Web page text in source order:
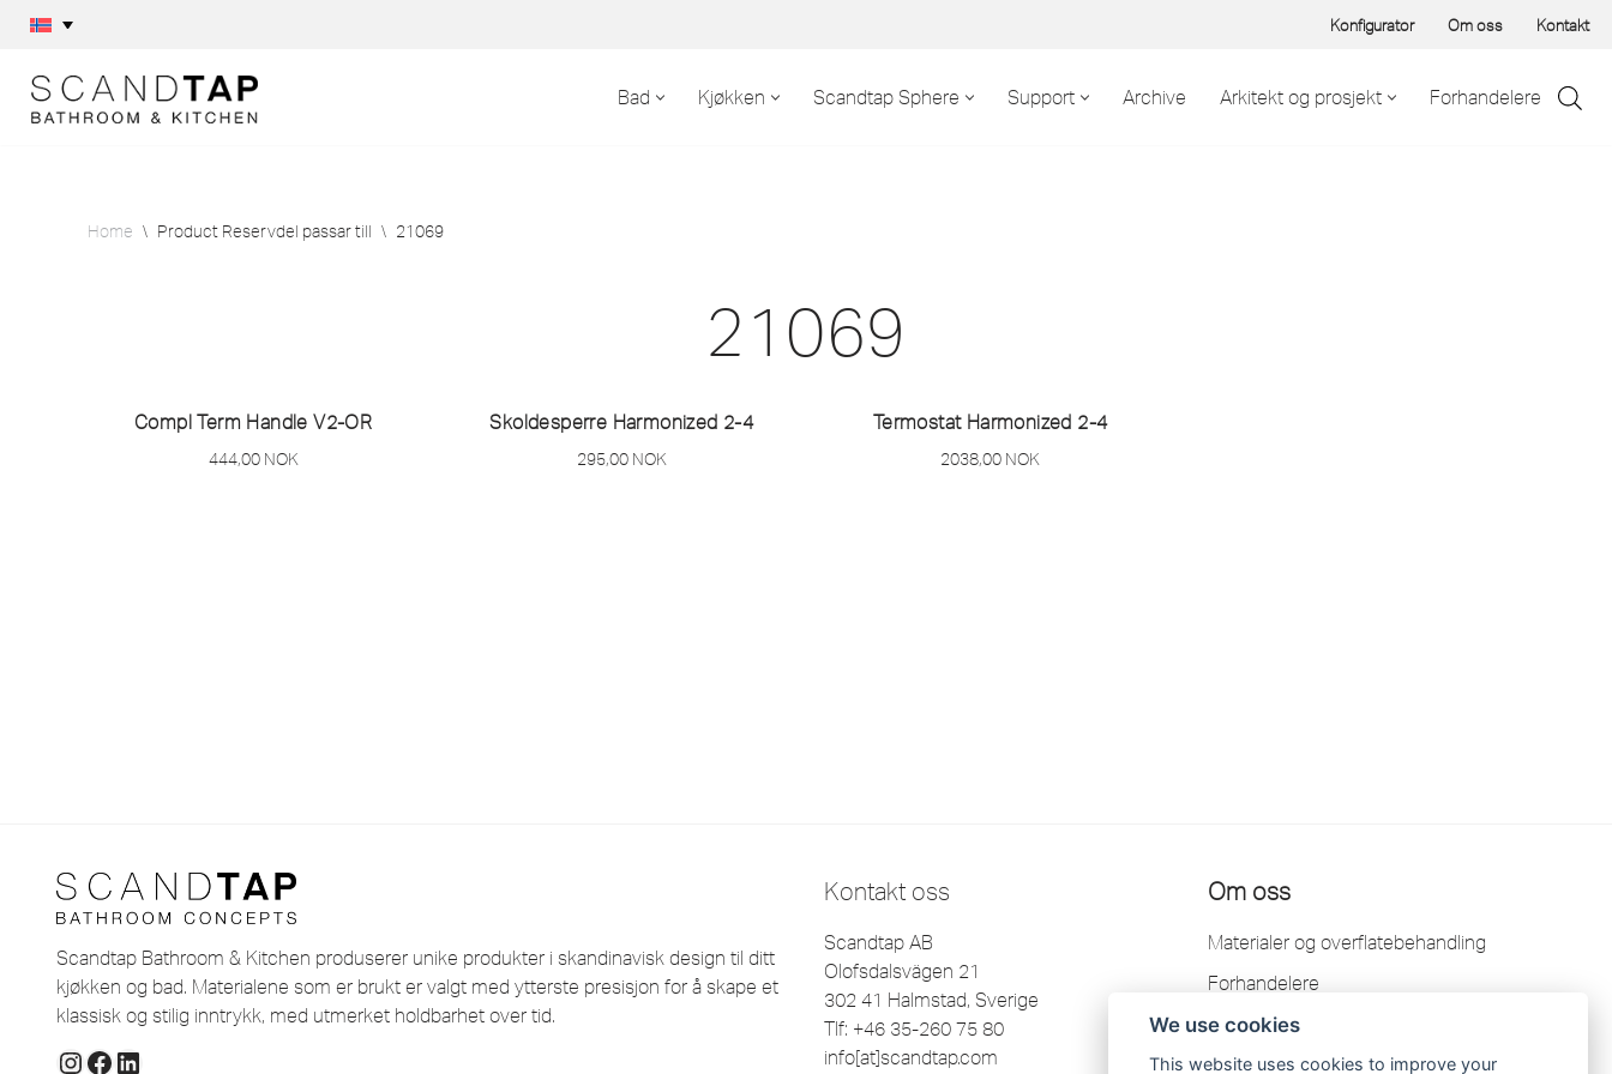
to
content
Konfigurator Om oss Kontakt
Bad Kjøkken Scandtap Sphere Support Archive Arkitekt og prosjekt Forhandelere
Home \ Product Reservdel passar till \ 21069
21069
Compl Term Handle V2-OR
444,00 NOK
Skoldesperre Harmonized 2-4
295,00 NOK
Termostat Harmonized 2-4
2038,00 NOK
Scandtap Bathroom & Kitchen produserer unike produkter i skandinavisk design til ditt
kjøkken og bad. Materialene som er brukt er valgt med ytterste presisjon for å skape et
klassisk og stilig inntrykk, med utmerket holdbarhet over tid.
Kontakt oss
Scandtap AB
Olofsdalsvägen 21
302 41 Halmstad, Sverige
Tlf: +46 35-260 75 80
info[at]scandtap.com
Om oss
Materialer og overflatebehandling
Forhandelere
Kontakt
Garanti
We use cookies
This website uses cookies to improve your